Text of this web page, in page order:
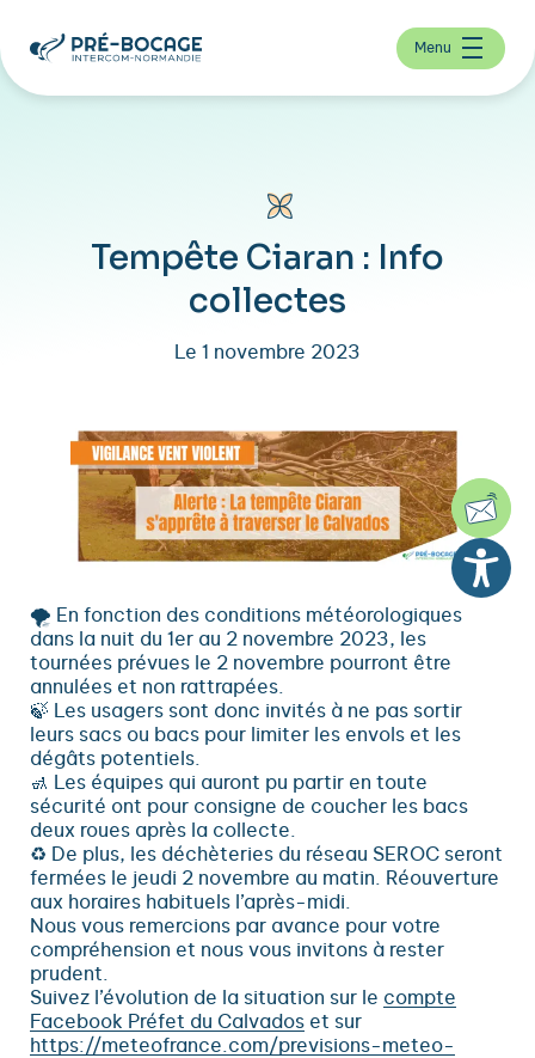
Menu
Tempête Ciaran : Info
collectes
Le 1 novembre 2023
🌪 En fonction des conditions météorologiques
dans la nuit du 1er au 2 novembre 2023, les
tournées prévues le 2 novembre pourront être
annulées et non rattrapées.
🍃 Les usagers sont donc invités à ne pas sortir
leurs sacs ou bacs pour limiter les envols et les
dégâts potentiels.
🚮
Les équipes qui auront pu partir en toute
sécurité ont pour consigne de coucher les bacs
deux roues après la collecte.
♻️ De plus, les déchèteries du réseau SEROC seront
fermées le jeudi 2 novembre au matin. Réouverture
aux horaires habituels l’après-midi.
Nous vous remercions par avance pour votre
compréhension et nous vous invitons à rester
prudent.
Suivez l’évolution de la situation sur le compte
Facebook Préfet du Calvados et sur
https://meteofrance.com/previsions-meteo-